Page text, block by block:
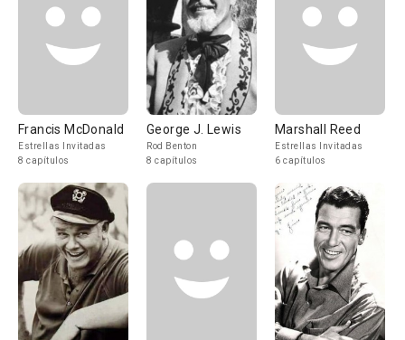
Francis McDonald
Estrellas Invitadas
8 capítulos
George J. Lewis
Rod Benton
8 capítulos
Marshall Reed
Estrellas Invitadas
6 capítulos